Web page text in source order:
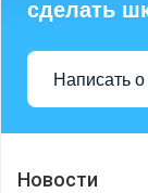
сделать
Написать
Новости